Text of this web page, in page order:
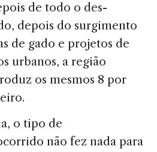
de todo o des­
depois do surgimento
de gado e projetos de
ur­banos, a região
os mesmos 8 por
o tipo de
não fez nada para